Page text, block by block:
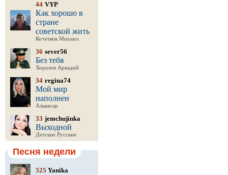
44 VYP
Как хорошо в
стране
советской жить
Кочетков Михаил
36 sever56
Без тебя
Хоралов Аркадий
34 regina74
Мой мир
наполнен
Алькасар
33 jemchujinka
Выходной
Детские Русские
Песня недели
525 Yanika